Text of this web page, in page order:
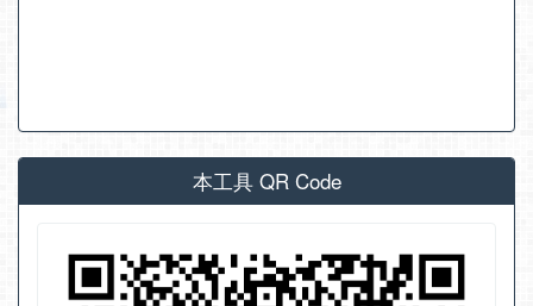
本工具 QR Code